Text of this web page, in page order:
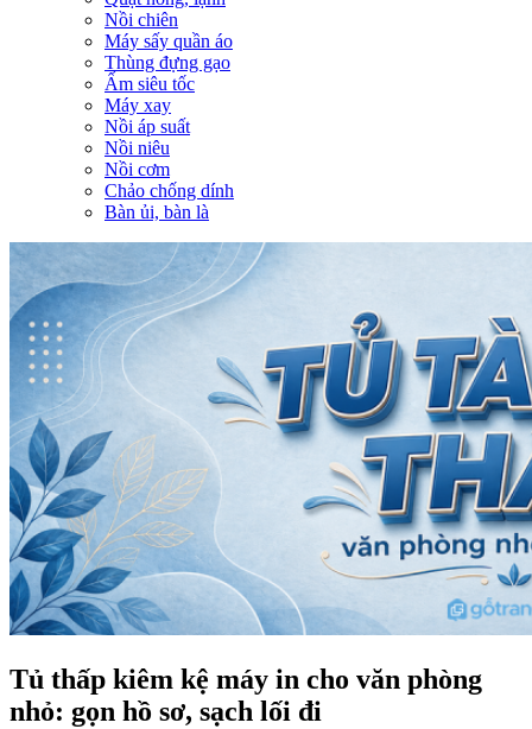
Nồi chiên
Máy sấy quần áo
Thùng đựng gạo
Ấm siêu tốc
Máy xay
Nồi áp suất
Nồi niêu
Nồi cơm
Chảo chống dính
Bàn ủi, bàn là
Tủ thấp kiêm kệ máy in cho văn phòng
nhỏ: gọn hồ sơ, sạch lối đi